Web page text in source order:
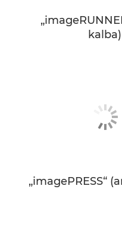
kalba)
„imagePRESS“